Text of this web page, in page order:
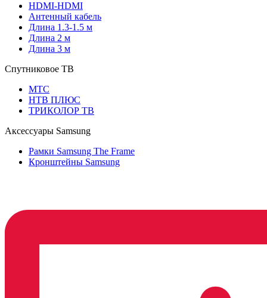
HDMI-HDMI
Антенный кабель
Длина 1.3-1.5 м
Длина 2 м
Длина 3 м
Спутниковое ТВ
МТС
НТВ ПЛЮС
ТРИКОЛОР ТВ
Аксессуары Samsung
Рамки Samsung The Frame
Кронштейны Samsung